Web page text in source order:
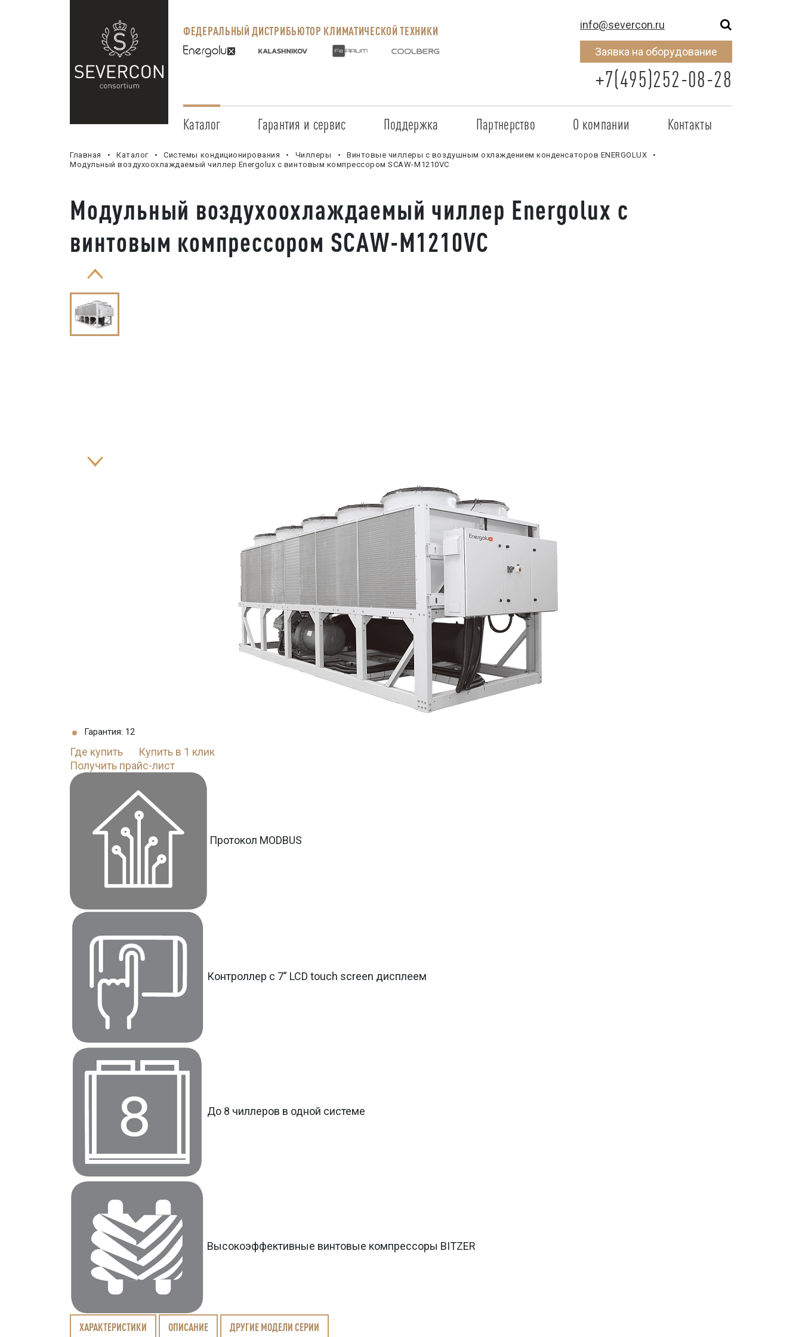
ФЕДЕРАЛЬНЫЙ ДИСТРИБЬЮТОР КЛИМАТИЧЕСКОЙ ТЕХНИКИ info@severcon.ru
Заявка на оборудование
+7(495)252-08-28
Каталог Гарантия и сервис
Сервисные центры
Прайс-лист на услуги
Заказ запчастей
Поддержка
Регистрация объекта
Документация
ПО для Energolux
Партнерство
Стать партнером
Наши партнеры
О компании
SEVERCON
Новости
Контакты
Главная Каталог Системы кондиционирования Чиллеры
Винтовые чиллеры с воздушным охлаждением конденсаторов ENERGOLUX
Модульный воздухоохлаждаемый чиллер Energolux с винтовым компрессором SCAW-M1210VC
Модульный воздухоохлаждаемый чиллер Energolux с
винтовым компрессором SCAW-M1210VC
Гарантия: 12
Где купить
Купить в 1 клик
Получить прайс-лист
Протокол MODBUS
Контроллер с 7” LCD touch screen дисплеем
До 8 чиллеров в одной системе
Высокоэффективные винтовые компрессоры BITZER
ХАРАКТЕРИСТИКИ ОПИСАНИЕ ДРУГИЕ МОДЕЛИ СЕРИИ